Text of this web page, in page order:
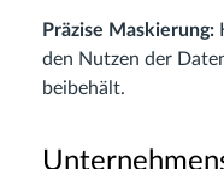
Präzise Maskierung:
den Nutzen der
beibehält.